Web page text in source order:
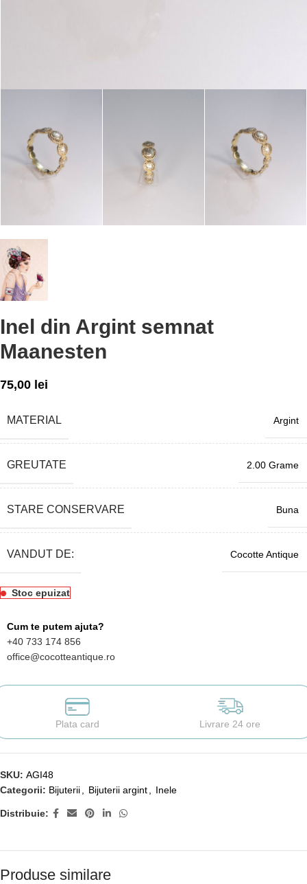
Inel din Argint semnat
Maanesten
75,00 lei
MATERIAL Argint
GREUTATE 2.00 Grame
STARE CONSERVARE Buna
VANDUT DE: Cocotte Antique
Stoc epuizat
Cum te putem ajuta?
+40 733 174 856
office@cocotteantique.ro
Plata card Livrare 24 ore
SKU: AGI48
Categorii: Bijuterii Bijuterii argint Inele
Distribuie:
Produse similare